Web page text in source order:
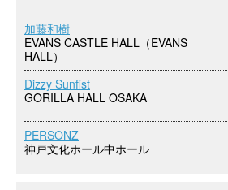
加藤和樹
EVANS CASTLE HALL（EVANS
HALL）
Dizzy Sunfist
GORILLA HALL OSAKA
PERSONZ
神戸文化ホール中ホール